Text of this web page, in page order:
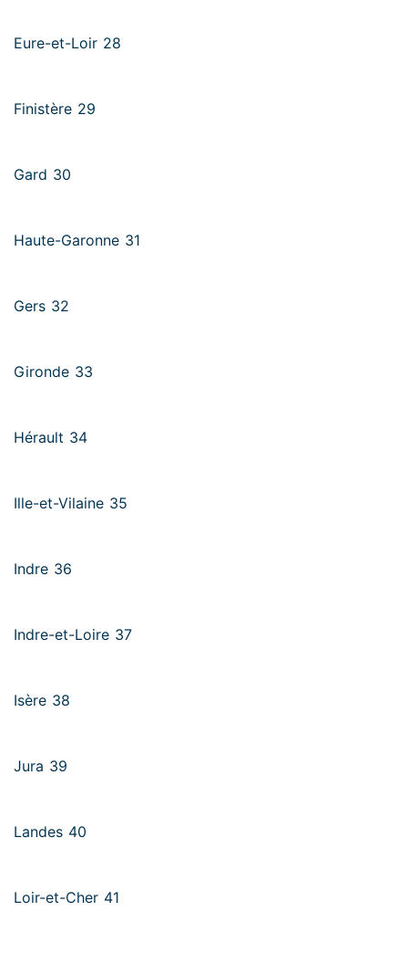
Eure-et-Loir 28
Finistère 29
Gard 30
Haute-Garonne 31
Gers 32
Gironde 33
Hérault 34
Ille-et-Vilaine 35
Indre 36
Indre-et-Loire 37
Isère 38
Jura 39
Landes 40
Loir-et-Cher 41